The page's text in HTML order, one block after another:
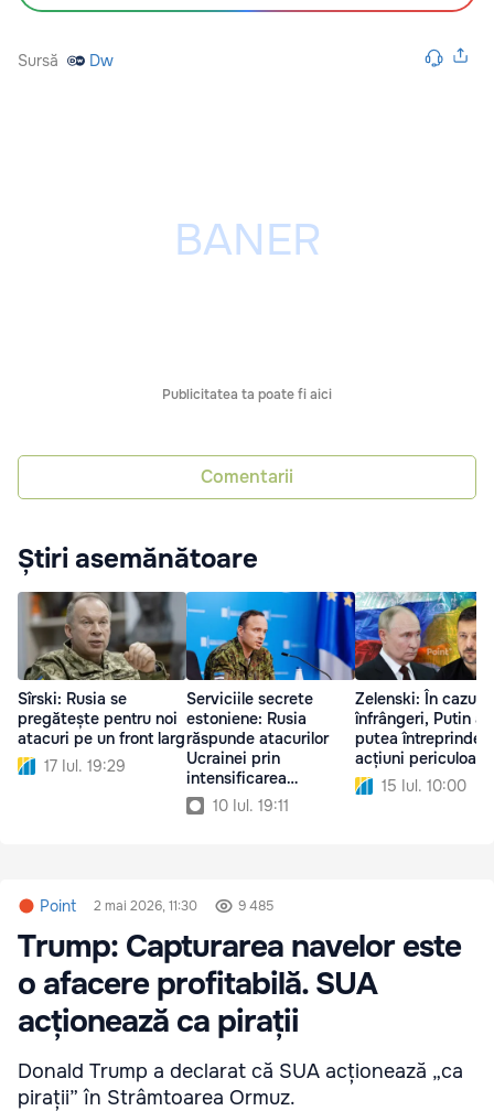
Sursă Dw
Publicitatea ta poate fi aici
Comentarii
Știri asemănătoare
Sîrski: Rusia se
pregătește pentru noi
atacuri pe un front larg
17 Iul. 19:29
Serviciile secrete
estoniene: Rusia
răspunde atacurilor
Ucrainei prin
intensificarea
războiului
informațional
10 Iul. 19:11
Zelenski: În cazul
înfrângeri, Putin ar
putea întreprinde
acțiuni periculoase
15 Iul. 10:00
Point 2 mai 2026, 11:30 9 485
Trump: Capturarea navelor este
o afacere profitabilă. SUA
acționează ca pirații
Donald Trump a declarat că SUA acționează „ca
pirații” în Strâmtoarea Ormuz.